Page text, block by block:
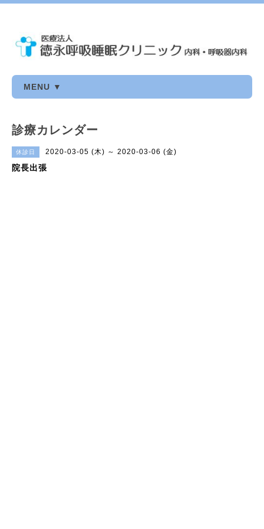
MENU ▼
診療カレンダー
休診日 2020-03-05 (木) ～ 2020-03-06 (金)
院長出張